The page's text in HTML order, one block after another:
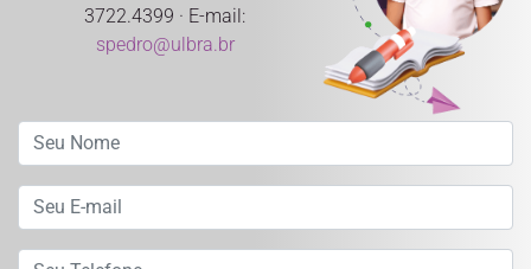
3722.4399 · E-mail:
spedro@ulbra.br